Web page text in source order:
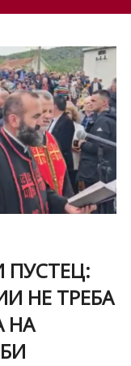
ПУСТЕЦ:
НЕ ТРЕБА
НА